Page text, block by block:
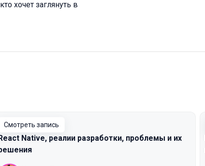
хочет заглянуть в
Смотреть запись
Native, реалии разработки, проблемы и их